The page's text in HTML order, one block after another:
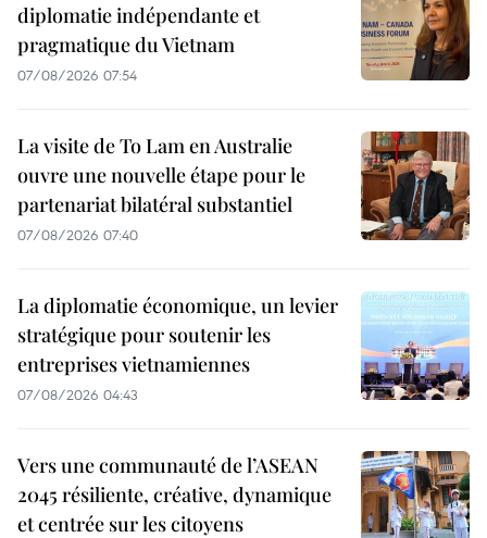
diplomatie indépendante et
pragmatique du Vietnam
07/08/2026 07:54
La visite de To Lam en Australie
ouvre une nouvelle étape pour le
partenariat bilatéral substantiel
07/08/2026 07:40
La diplomatie économique, un levier
stratégique pour soutenir les
entreprises vietnamiennes
07/08/2026 04:43
Vers une communauté de l’ASEAN
2045 résiliente, créative, dynamique
et centrée sur les citoyens